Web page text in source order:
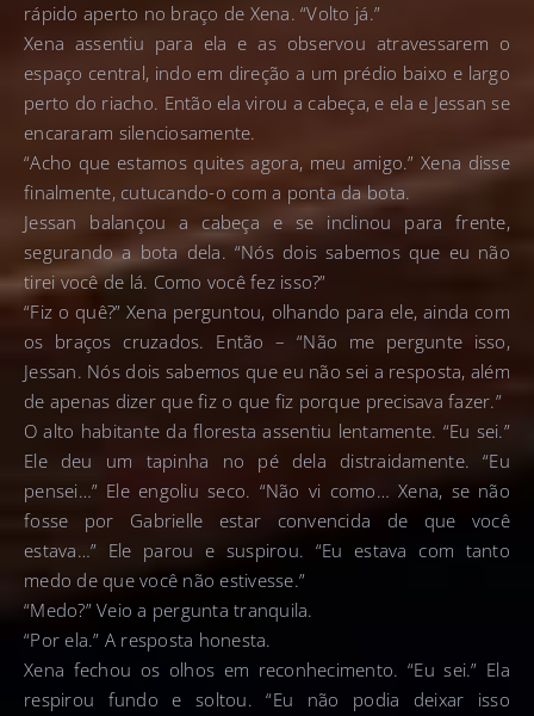
rápido aperto no braço de Xena. “Volto já.”
Xena assentiu para ela e as observou atravessarem o
espaço central, indo em direção a um prédio baixo e largo
perto do riacho. Então ela virou a cabeça, e ela e Jessan se
encararam silenciosamente.
“Acho que estamos quites agora, meu amigo.” Xena disse
finalmente, cutucando-o com a ponta da bota.
Jessan balançou a cabeça e se inclinou para frente,
segurando a bota dela. “Nós dois sabemos que eu não
tirei você de lá. Como você fez isso?”
“Fiz o quê?” Xena perguntou, olhando para ele, ainda com
os braços cruzados. Então – “Não me pergunte isso,
Jessan. Nós dois sabemos que eu não sei a resposta, além
de apenas dizer que fiz o que fiz porque precisava fazer.”
O alto habitante da floresta assentiu lentamente. “Eu sei.”
Ele deu um tapinha no pé dela distraidamente. “Eu
pensei…” Ele engoliu seco. “Não vi como… Xena, se não
fosse por Gabrielle estar convencida de que você
estava…” Ele parou e suspirou. “Eu estava com tanto
medo de que você não estivesse.”
“Medo?” Veio a pergunta tranquila.
“Por ela.” A resposta honesta.
Xena fechou os olhos em reconhecimento. “Eu sei.” Ela
respirou fundo e soltou. “Eu não podia deixar isso